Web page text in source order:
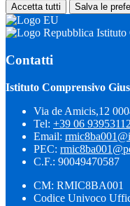
Accetta tutti Salva le
Istituto
Contatti
Istituto Comprensivo
Via de Amicis,12
Tel: +39 06 93953112
Email:
PEC:
C.F.: 90049470587
CM: RMIC8BA001
Codice Univoco